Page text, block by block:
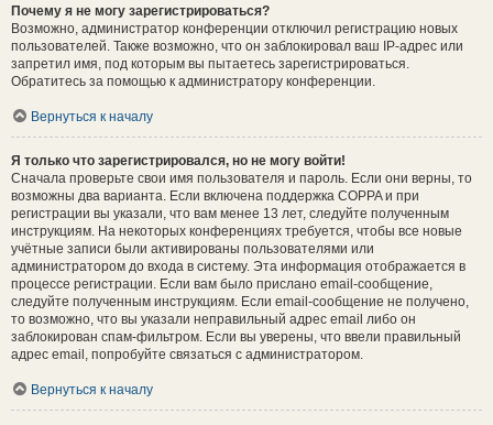
Почему я не могу зарегистрироваться?
Возможно, администратор конференции отключил регистрацию новых
пользователей. Также возможно, что он заблокировал ваш IP-адрес или
запретил имя, под которым вы пытаетесь зарегистрироваться.
Обратитесь за помощью к администратору конференции.
Вернуться к началу
Я только что зарегистрировался, но не могу войти!
Сначала проверьте свои имя пользователя и пароль. Если они верны, то
возможны два варианта. Если включена поддержка COPPA и при
регистрации вы указали, что вам менее 13 лет, следуйте полученным
инструкциям. На некоторых конференциях требуется, чтобы все новые
учётные записи были активированы пользователями или
администратором до входа в систему. Эта информация отображается в
процессе регистрации. Если вам было прислано email-сообщение,
следуйте полученным инструкциям. Если email-сообщение не получено,
то возможно, что вы указали неправильный адрес email либо он
заблокирован спам-фильтром. Если вы уверены, что ввели правильный
адрес email, попробуйте связаться с администратором.
Вернуться к началу